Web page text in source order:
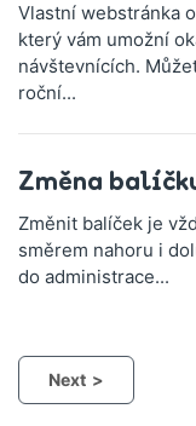
Vlastní webstránka
který vám umožní
návštevnících.
roční...
Změna
Změnit balíček je
směrem nahoru i
do administrace...
Next